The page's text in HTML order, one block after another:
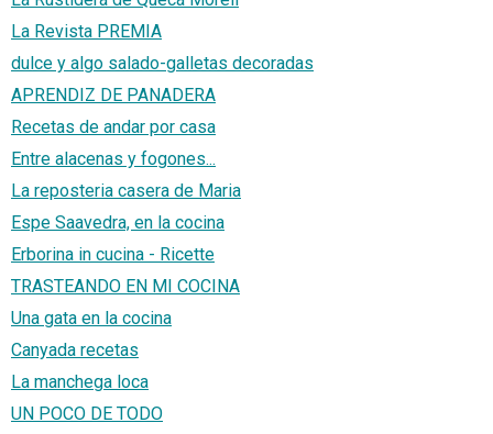
La Revista PREMIA
dulce y algo salado-galletas decoradas
APRENDIZ DE PANADERA
Recetas de andar por casa
Entre alacenas y fogones...
La reposteria casera de Maria
Espe Saavedra, en la cocina
Erborina in cucina - Ricette
TRASTEANDO EN MI COCINA
Una gata en la cocina
Canyada recetas
La manchega loca
UN POCO DE TODO